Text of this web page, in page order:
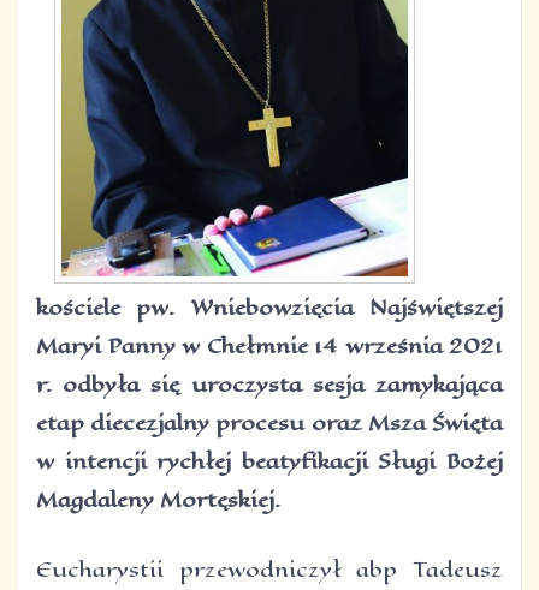
kościele pw. Wniebowzięcia Najświętszej
Maryi Panny w Chełmnie 14 września 2021
r. odbyła się uroczysta sesja zamykająca
etap diecezjalny procesu oraz Msza Święta
w intencji rychłej beatyfikacji Sługi Bożej
Magdaleny Mortęskiej.
Eucharystii przewodniczył abp Tadeusz